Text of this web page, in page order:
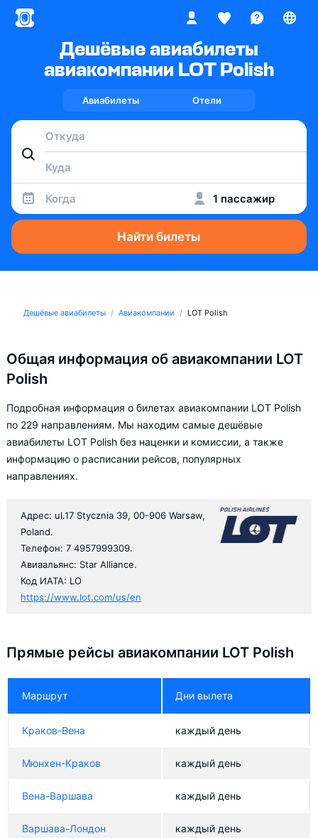
Дешёвые авиабилеты
авиакомпании LOT Polish
Авиабилеты Отели
Когда 1 пассажир
Найти билеты
Дешёвые авиабилеты Авиакомпании LOT Polish
Общая информация об авиакомпании LOT
Polish
Подробная информация о билетах авиакомпании LOT Polish
по 229 направлениям. Мы находим самые дешёвые
авиабилеты LOT Polish без наценки и комиссии, а также
информацию о расписании рейсов, популярных
направлениях.
Адрес: ul.17 Stycznia 39, 00-906 Warsaw,
Poland.
Телефон: 7 4957999309.
Авиаальянс: Star Alliance.
Код ИАТА: LO
https://www.lot.com/us/en
Прямые рейсы авиакомпании LOT Polish
Маршрут Дни вылета
Краков-Вена каждый день
Мюнхен-Краков каждый день
Вена-Варшава каждый день
Варшава-Лондон каждый день